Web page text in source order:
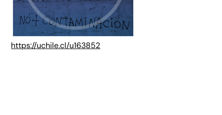
https://uchile.cl/u163852